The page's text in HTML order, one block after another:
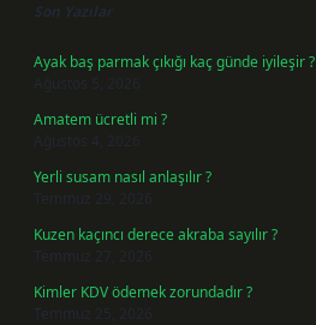
Son Yazılar
Ayak baş parmak çıkığı kaç günde iyileşir ?
Ağustos 5, 2026
Amatem ücretli mi ?
Ağustos 4, 2026
Yerli susam nasıl anlaşılır ?
Temmuz 29, 2026
Kuzen kaçıncı derece akraba sayılır ?
Temmuz 27, 2026
Kimler KDV ödemek zorundadır ?
Temmuz 25, 2026